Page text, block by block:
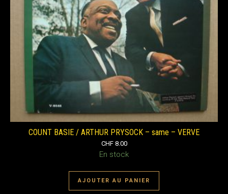
COUNT BASIE / ARTHUR PRYSOCK – same – VERVE
CHF8.00
En stock
AJOUTER AU PANIER